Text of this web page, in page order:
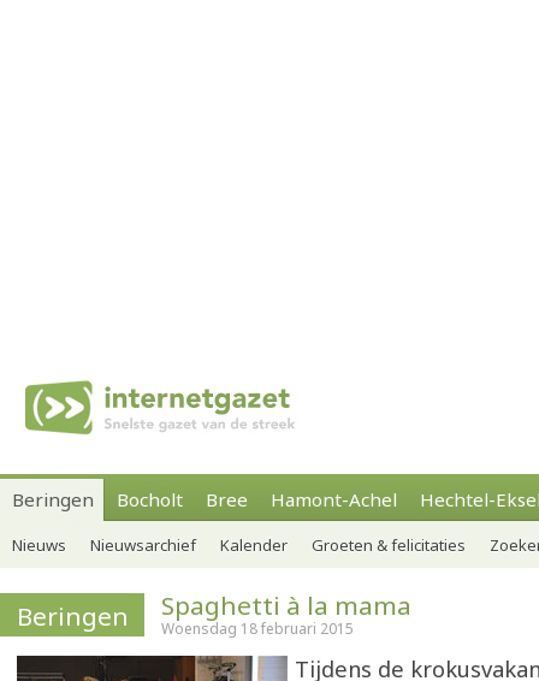
Beringen Bocholt Bree Hamont-Achel Hechtel-
Nieuws Nieuwsarchief Kalender Groeten & felicitaties
Beringen Spaghetti à la mama
Woensdag 18 februari 2015
Tijdens de